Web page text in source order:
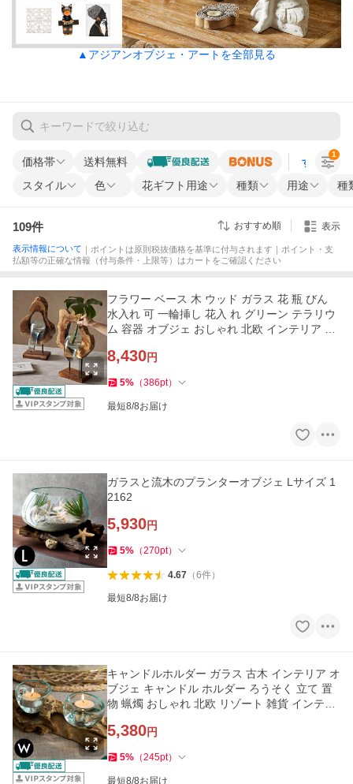
▲アジアンオブジェ・アートを全部見る
価格帯 送料無料 すべての条
スタイル 色 花ギフト用途 種類 用途 種
1
109件 おすすめ順 表示
表示情報について ｜ポイントは原則税抜価格を基準に付与されます｜ポイント・支
払額等の正確な情報（付与条件・上限等）はカートをご確認ください
フラワー ベース 木 ウッド ガラス 花 瓶 びん
水入れ 可 一輪挿し 花入 れ グリーン テラリウ
ム 容器 オブジェ おしゃれ 北欧 インテリア 雑
8,430円
5% （386pt）
最短8/8お届け
ガラスと流木のプランターオブジェ Lサイズ 1
2162
5,930円
5% （270pt）
4.67（6件）
最短8/8お届け
キャンドルホルダー ガラス 古木 インテリア オ
ブジェ キャンドル ホルダー ろうそく 立て 置
物 蝋燭 おしゃれ 北欧 リゾート 雑貨 インテリ
5,380円
5% （245pt）
最短8/8お届け